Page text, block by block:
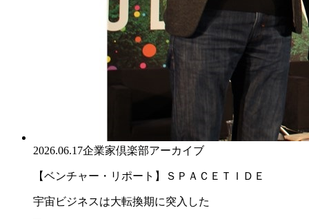
2026.06.17企業家倶楽部アーカイブ
【ベンチャー・リポート】ＳＰＡＣＥＴＩＤＥ
宇宙ビジネスは大転換期に突入した